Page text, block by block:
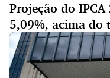
Projeção do
5,09%, acima do